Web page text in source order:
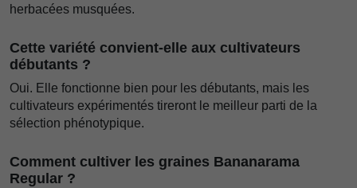
herbacées musquées.
Cette variété convient-elle aux cultivateurs
débutants ?
Oui. Elle fonctionne bien pour les débutants, mais les
cultivateurs expérimentés tireront le meilleur parti de la
sélection phénotypique.
Comment cultiver les graines Bananarama
Regular ?